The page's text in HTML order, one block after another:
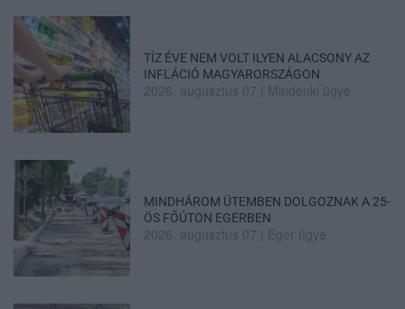
TÍZ ÉVE NEM VOLT ILYEN ALACSONY AZ
INFLÁCIÓ MAGYARORSZÁGON
2026. augusztus 07 Mindenki ügye
MINDHÁROM ÜTEMBEN DOLGOZNAK A 25-
ÖS FŐÚTON EGERBEN
2026. augusztus 07 Eger ügye